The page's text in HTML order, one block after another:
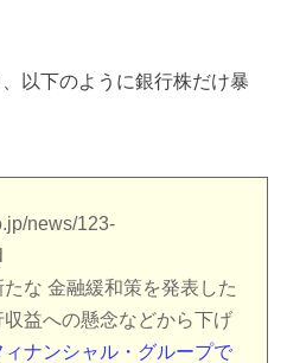
以下のように銀行株だけ暴
news/123-
な 金融緩和策を発表した
益への懸念などから下げ
ナンシャル・グループで